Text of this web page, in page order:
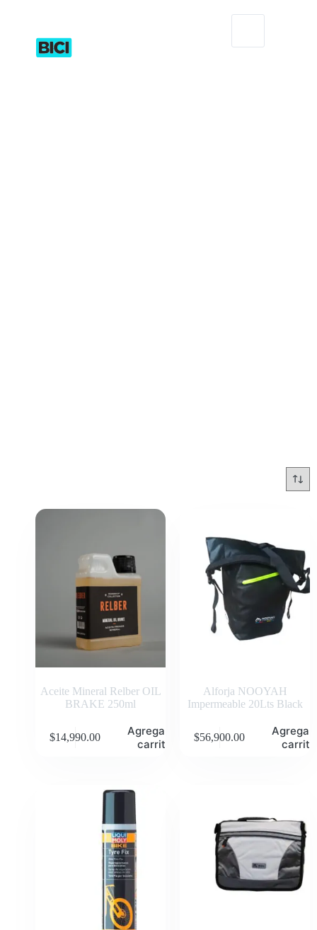
Aceite Mineral Relber OIL
BRAKE 250ml
$14,990.00
Agregar al
carrito
Alforja NOOYAH
Impermeable 20Lts Black
$56,900.00
Agregar
carrito